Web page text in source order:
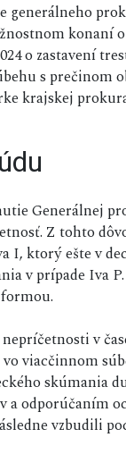
generálneho
konaní
o zastavení
s prečinom
krajskej
Generálnej
Z tohto
I, ktorý ešte v
v prípade Iva P.
v
viacčinnom
skúmania
a odporúčaním
vzbudili